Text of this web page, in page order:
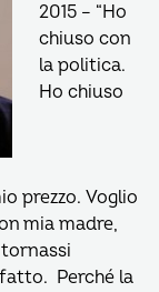
2015 – “Ho
chiuso con
la politica.
Ho chiuso
prezzo. Voglio
mia madre,
Perché la